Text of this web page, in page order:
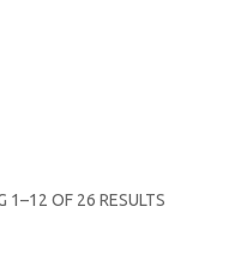
1–12 OF 26 RESULTS